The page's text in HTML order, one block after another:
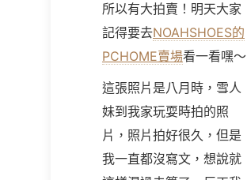
所以有大拍賣！明天大家
記得要去NOAHSHOES的
PCHOME賣場看一看嘿～
這張照片是八月時，雪人
妹到我家玩耍時拍的照
片，照片拍好很久，但是
我一直都沒寫文，想說就